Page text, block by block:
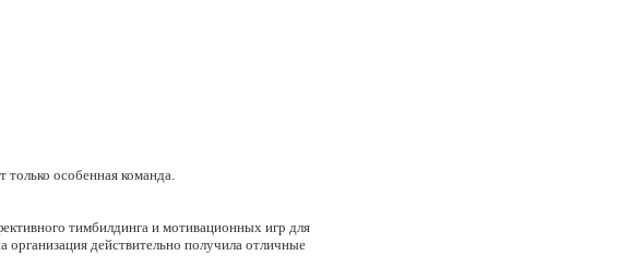
особенная команда.
тимбилдинга и мотивационных игр для
действительно получила отличные